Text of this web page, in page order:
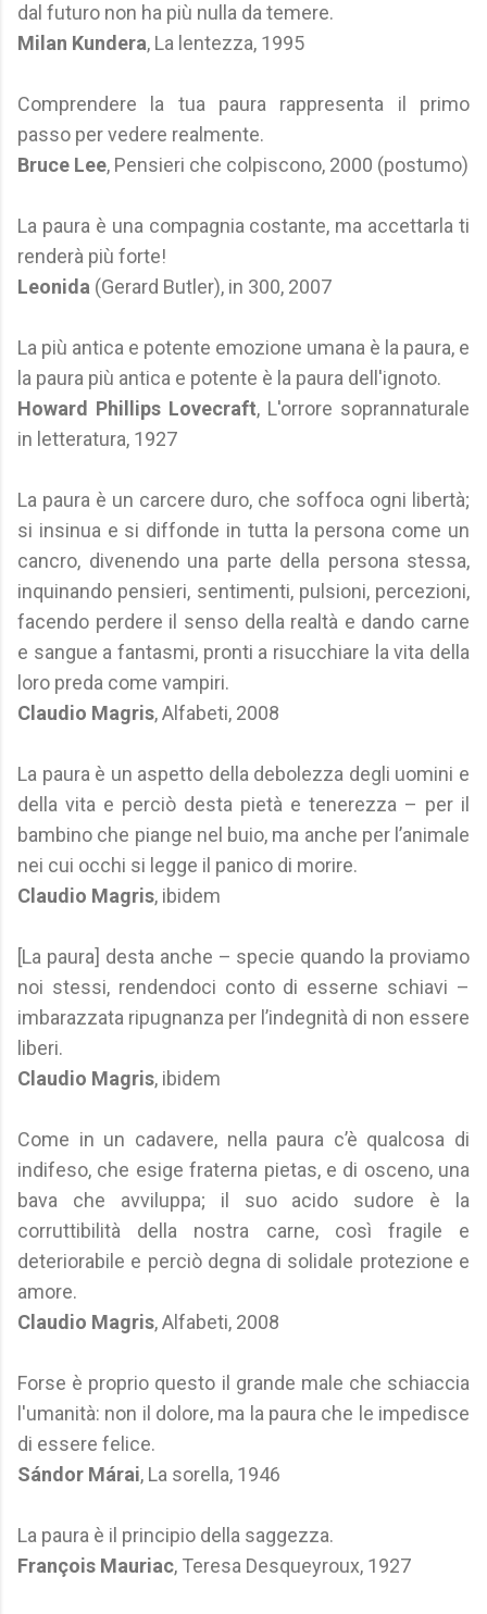
dal futuro non ha più nulla da temere.
Milan Kundera, La lentezza, 1995
Comprendere la tua paura rappresenta il primo
passo per vedere realmente.
Bruce Lee, Pensieri che colpiscono, 2000 (postumo)
La paura è una compagnia costante, ma accettarla ti
renderà più forte!
Leonida (Gerard Butler), in 300, 2007
La più antica e potente emozione umana è la paura, e
la paura più antica e potente è la paura dell'ignoto.
Howard Phillips Lovecraft, L'orrore soprannaturale
in letteratura, 1927
La paura è un carcere duro, che soffoca ogni libertà;
si insinua e si diffonde in tutta la persona come un
cancro, divenendo una parte della persona stessa,
inquinando pensieri, sentimenti, pulsioni, percezioni,
facendo perdere il senso della realtà e dando carne
e sangue a fantasmi, pronti a risucchiare la vita della
loro preda come vampiri.
Claudio Magris, Alfabeti, 2008
La paura è un aspetto della debolezza degli uomini e
della vita e perciò desta pietà e tenerezza – per il
bambino che piange nel buio, ma anche per l’animale
nei cui occhi si legge il panico di morire.
Claudio Magris, ibidem
[La paura] desta anche – specie quando la proviamo
noi stessi, rendendoci conto di esserne schiavi –
imbarazzata ripugnanza per l’indegnità di non essere
liberi.
Claudio Magris, ibidem
Come in un cadavere, nella paura c’è qualcosa di
indifeso, che esige fraterna pietas, e di osceno, una
bava che avviluppa; il suo acido sudore è la
corruttibilità della nostra carne, così fragile e
deteriorabile e perciò degna di solidale protezione e
amore.
Claudio Magris, Alfabeti, 2008
Forse è proprio questo il grande male che schiaccia
l'umanità: non il dolore, ma la paura che le impedisce
di essere felice.
Sándor Márai, La sorella, 1946
La paura è il principio della saggezza.
François Mauriac, Teresa Desqueyroux, 1927